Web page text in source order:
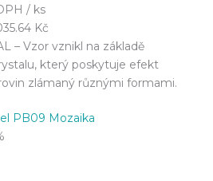
/ ks
Kč
– Vzor vznikl na základě
který poskytuje efekt
zlámaný různými formami.
PB09 Mozaika